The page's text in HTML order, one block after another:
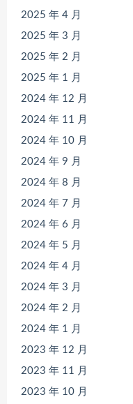
2025 年 4 月
2025 年 3 月
2025 年 2 月
2025 年 1 月
2024 年 12 月
2024 年 11 月
2024 年 10 月
2024 年 9 月
2024 年 8 月
2024 年 7 月
2024 年 6 月
2024 年 5 月
2024 年 4 月
2024 年 3 月
2024 年 2 月
2024 年 1 月
2023 年 12 月
2023 年 11 月
2023 年 10 月